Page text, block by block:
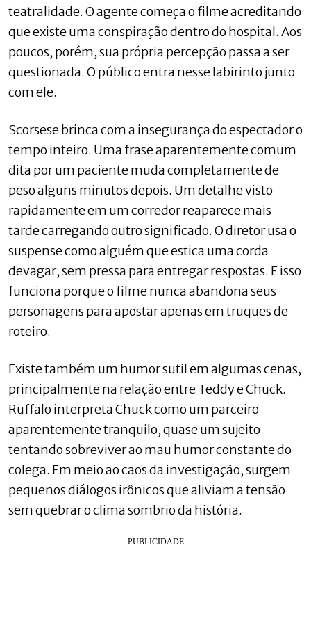
teatralidade. O agente começa o filme acreditando
que existe uma conspiração dentro do hospital. Aos
poucos, porém, sua própria percepção passa a ser
questionada. O público entra nesse labirinto junto
com ele.
Scorsese brinca com a insegurança do espectador o
tempo inteiro. Uma frase aparentemente comum
dita por um paciente muda completamente de
peso alguns minutos depois. Um detalhe visto
rapidamente em um corredor reaparece mais
tarde carregando outro significado. O diretor usa o
suspense como alguém que estica uma corda
devagar, sem pressa para entregar respostas. E isso
funciona porque o filme nunca abandona seus
personagens para apostar apenas em truques de
roteiro.
Existe também um humor sutil em algumas cenas,
principalmente na relação entre Teddy e Chuck.
Ruffalo interpreta Chuck como um parceiro
aparentemente tranquilo, quase um sujeito
tentando sobreviver ao mau humor constante do
colega. Em meio ao caos da investigação, surgem
pequenos diálogos irônicos que aliviam a tensão
sem quebrar o clima sombrio da história.